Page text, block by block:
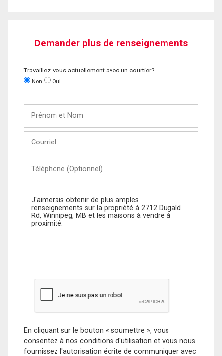
Demander plus de renseignements
Travaillez-vous actuellement avec un courtier?
Non Oui
Nom
(Optionnel)
Message
En cliquant sur le bouton « soumettre », vous
consentez à nos conditions d'utilisation et vous nous
fournissez l'autorisation écrite de communiquer avec